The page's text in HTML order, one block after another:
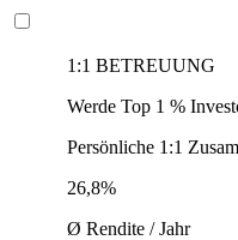
1:1 BETREUUNG
Werde Top 1 %
Persönliche 1:1
26,8%
Ø Rendite / Jahr